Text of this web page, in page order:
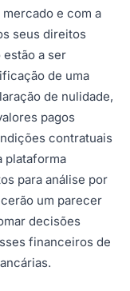
e com a
seus direitos
a ser
de uma
de nulidade,
pagos
contratuais
plataforma
para análise por
um parecer
decisões
financeiros de